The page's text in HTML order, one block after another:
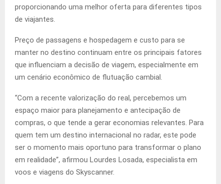
proporcionando uma melhor oferta para diferentes tipos
de viajantes.
Preço de passagens e hospedagem e custo para se
manter no destino continuam entre os principais fatores
que influenciam a decisão de viagem, especialmente em
um cenário econômico de flutuação cambial.
“Com a recente valorização do real, percebemos um
espaço maior para planejamento e antecipação de
compras, o que tende a gerar economias relevantes. Para
quem tem um destino internacional no radar, este pode
ser o momento mais oportuno para transformar o plano
em realidade”, afirmou Lourdes Losada, especialista em
voos e viagens do Skyscanner.